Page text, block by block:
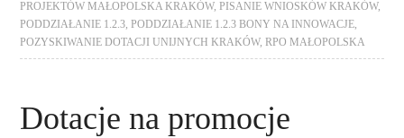
PROJEKTÓW MAŁOPOLSKA KRAKÓW,PISANIE WNIOSKÓW KRAKÓW,
PODDZIAŁANIE 1.2.3 ,PODDZIAŁANIE 1.2.3 BONY NA INNOWACJE
POZYSKIWANIE DOTACJI UNIJNYCH KRAKÓW,RPO MAŁOPOLSKA
Dotacje na promocje